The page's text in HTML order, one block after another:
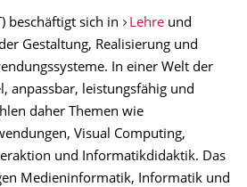
beschäftigt sich in Lehreund
Gestaltung, Realisierung und
In einer Welt der
anpassbar, leistungsfähig und
daher Themen wie
Visual Computing,
und Informatikdidaktik. Das
Medieninformatik, Informatik und